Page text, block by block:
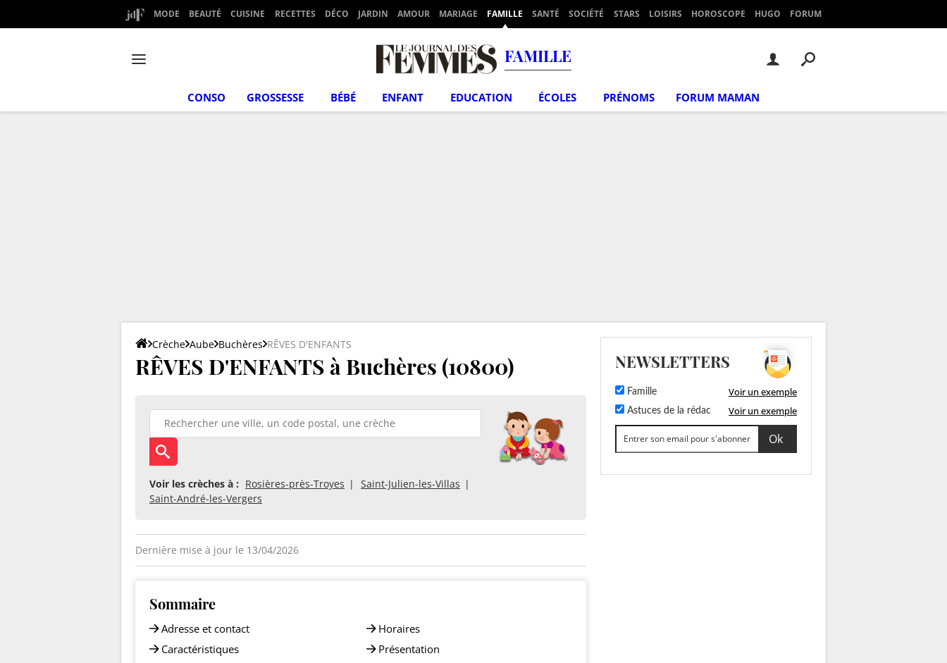
MODE BEAUTÉ CUISINE RECETTES DÉCO JARDIN AMOUR MARIAGE FAMILLE SANTÉ SOCIÉTÉ STARS LOISIRS HOROSCOPE HUGO FORUM
FAMILLE
CONSO GROSSESSE BÉBÉ ENFANT EDUCATION ÉCOLES PRÉNOMS FORUM MAMAN
Crèche Aube Buchères RÊVES D'ENFANTS
RÊVES D'ENFANTS à Buchères (10800)
Voir les crèches à : Rosières-près-Troyes
Saint-Julien-les-Villas
Saint-André-les-Vergers
Dernière mise à jour le 13/04/2026
Sommaire
Adresse et contact
Caractéristiques
Horaires
Présentation
NEWSLETTERS
Famille Voir un exemple
Astuces de la rédac Voir un exemple